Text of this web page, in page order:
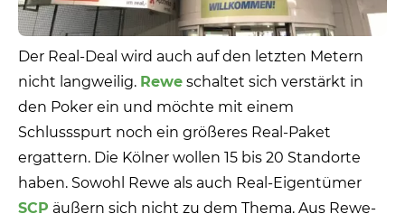
Der Real-Deal wird auch auf den letzten Metern
nicht langweilig. Rewe schaltet sich verstärkt in
den Poker ein und möchte mit einem
Schlussspurt noch ein größeres Real-Paket
ergattern. Die Kölner wollen 15 bis 20 Standorte
haben. Sowohl Rewe als auch Real-Eigentümer
SCP äußern sich nicht zu dem Thema. Aus Rewe-